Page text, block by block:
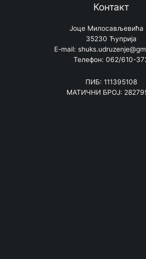
Контакт
Јоце Милосављевића
35230 Ћуприја
E-mail:
Телефон: 062/610-
ПИБ: 111395108
МАТИЧНИ БРОЈ: